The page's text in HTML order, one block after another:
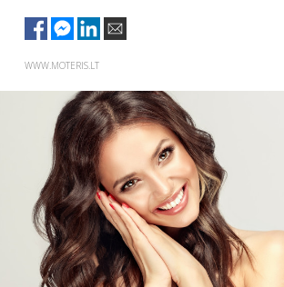
MADA
SVEIKATA
APIE MANE
PSICHOLOGIJA
HOROSKOPAI
WWW.MOTERIS.LT